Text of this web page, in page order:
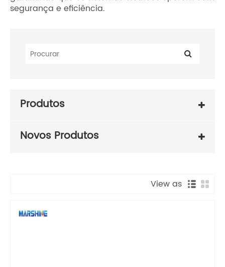
segurança e eficiência.
Produtos
Novos Produtos
View as